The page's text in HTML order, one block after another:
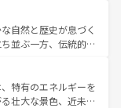
魅力を心ゆくまで味
着の韓国情報はコンテンツ一
イの古い町並みやホ
も、独特の雰囲気を
豊かさとおいしさで
コーヒーなどは、ぜ
てもあたたかい人々
忘れられない旅にな
自然と歴史が息づく
並ぶ一方、伝統的な
ンマイなどの山岳地
ットやクラビの美し
ができる。タイ料理
特有のエネルギーを
壮大な景色、近未来